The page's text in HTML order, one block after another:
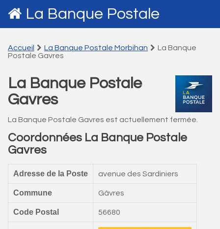
La Banque Postale
Accueil La Banque Postale Morbihan
La Banque
Postale Gavres
La Banque Postale
Gavres
La Banque Postale Gavres est actuellement fermée.
Coordonnées La Banque Postale
Gavres
Adresse de la Poste avenue des Sardiniers
Commune Gâvres
Code Postal 56680